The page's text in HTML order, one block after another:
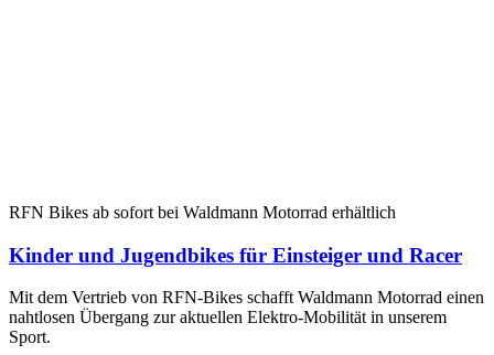
RFN Bikes ab sofort bei Waldmann Motorrad erhältlich
Kinder und Jugendbikes für Einsteiger und Racer
Mit dem Vertrieb von RFN-Bikes schafft Waldmann Motorrad einen
nahtlosen Übergang zur aktuellen Elektro-Mobilität in unserem
Sport.